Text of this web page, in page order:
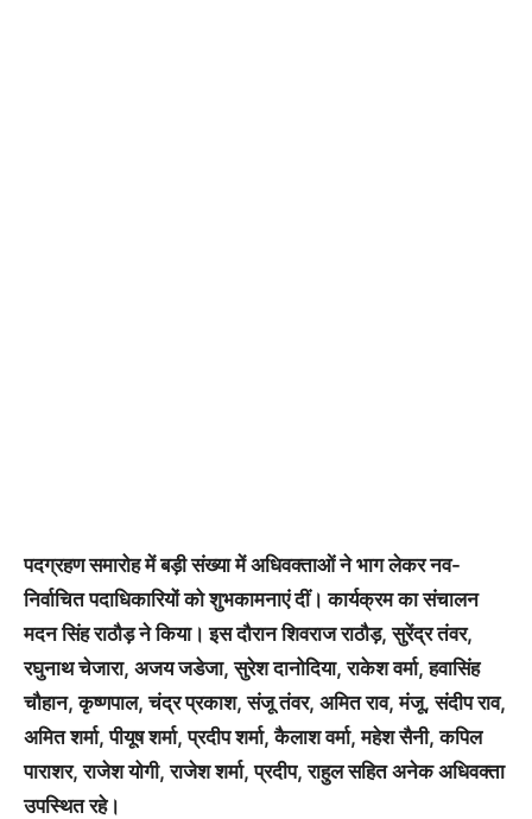
पदग्रहण समारोह में बड़ी संख्या में अधिवक्ताओं ने भाग लेकर नव-
निर्वाचित पदाधिकारियों को शुभकामनाएं दीं। कार्यक्रम का संचालन
मदन सिंह राठौड़ ने किया। इस दौरान शिवराज राठौड़, सुरेंद्र तंवर,
रघुनाथ चेजारा, अजय जडेजा, सुरेश दानोदिया, राकेश वर्मा, हवासिंह
चौहान, कृष्णपाल, चंद्र प्रकाश, संजू तंवर, अमित राव, मंजू, संदीप राव,
अमित शर्मा, पीयूष शर्मा, प्रदीप शर्मा, कैलाश वर्मा, महेश सैनी, कपिल
पाराशर, राजेश योगी, राजेश शर्मा, प्रदीप, राहुल सहित अनेक अधिवक्ता
उपस्थित रहे।